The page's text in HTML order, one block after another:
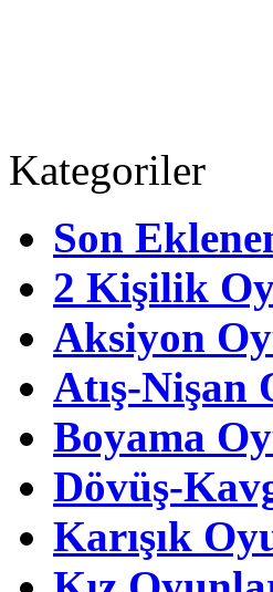
Kategoriler
Son
2 Kişilik
Aksiyon
Atış-Nişan
Boyama
Dövüş-
Karışık